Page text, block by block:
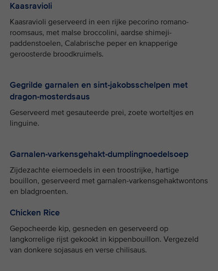
Kaasravioli
Kaasravioli geserveerd in een rijke pecorino romano-
roomsaus, met malse broccolini, aardse shimeji-
paddenstoelen, Calabrische peper en knapperige
geroosterde broodkruimels.
Gegrilde garnalen en sint-jakobsschelpen met
dragon-mosterdsaus
Geserveerd met gesauteerde prei, zoete worteltjes en
linguine.
Garnalen-varkensgehakt-dumplingnoedelsoep
Zijdezachte eiernoedels in een troostrijke, hartige
bouillon, geserveerd met garnalen-varkensgehaktwontons
en bladgroenten.
Chicken Rice
Gepocheerde kip, gesneden en geserveerd op
langkorrelige rijst gekookt in kippenbouillon. Vergezeld
van donkere sojasaus en verse chilisaus.